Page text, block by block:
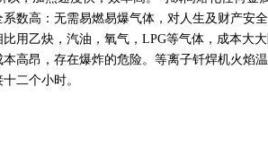
数高：无需易燃易爆气体，对人生及财产安
用乙炔，汽油，氧气，LPG等气体，成本大
高昂，存在爆炸的危险。等离子钎焊机火焰
二个小时。